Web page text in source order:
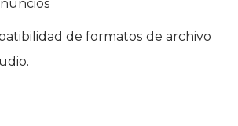
de formatos de archivo